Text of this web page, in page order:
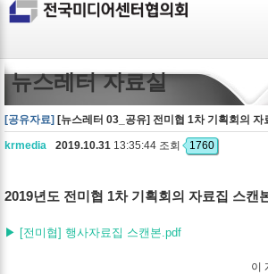
뉴스레터 자료실
[공유자료] [뉴스레터 03_공유] 전미협 1차 기획회의 자
krmedia 2019.10.31 13:35:44 조회 1760
2019년도 전미협 1차 기획회의 자료집 스캔
▶ [전미협] 행사자료집 스캔본.pdf
이